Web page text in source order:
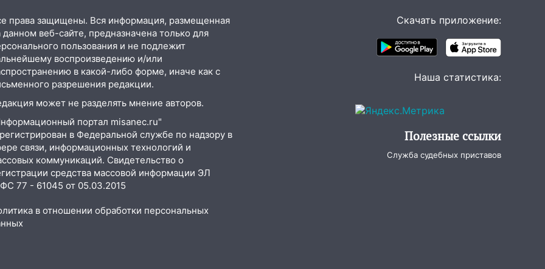
права защищены. Вся информация, размещенная
данном веб-сайте, предназначена только для
пользования и не подлежит
воспроизведению и/или
в какой-либо форме, иначе как с
разрешения редакции.
может не разделять мнение авторов.
портал misanec.ru"
в Федеральной службе по надзору в
связи, информационных технологий и
коммуникаций. Свидетельство о
средства массовой информации ЭЛ
77 - 61045 от 05.03.2015
в отношении обработки персональных
Скачать приложение:
Наша статистика:
Полезные ссылки
Служба судебных приставов